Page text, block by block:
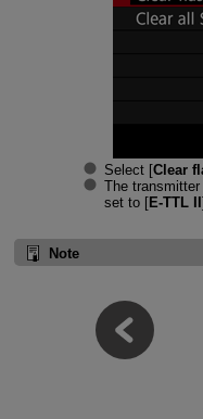
Select [Clear
The
set to [E-TTL II
Note